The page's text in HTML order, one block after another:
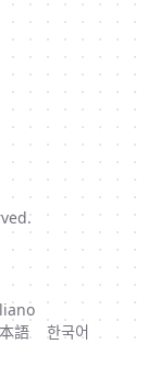
語 한국어